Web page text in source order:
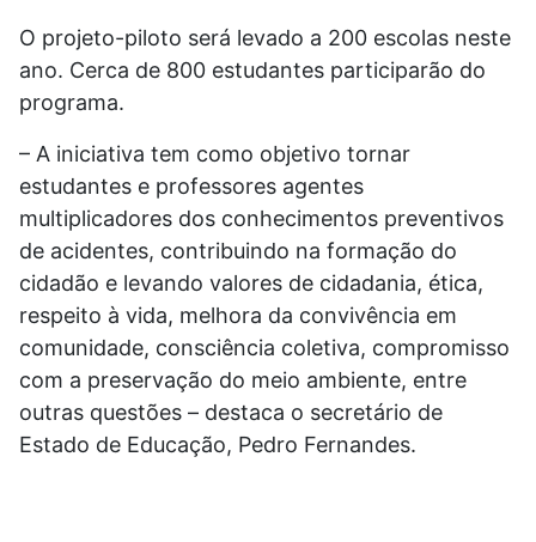
O projeto-piloto será levado a 200 escolas neste
ano. Cerca de 800 estudantes participarão do
programa.
– A iniciativa tem como objetivo tornar
estudantes e professores agentes
multiplicadores dos conhecimentos preventivos
de acidentes, contribuindo na formação do
cidadão e levando valores de cidadania, ética,
respeito à vida, melhora da convivência em
comunidade, consciência coletiva, compromisso
com a preservação do meio ambiente, entre
outras questões – destaca o secretário de
Estado de Educação, Pedro Fernandes.